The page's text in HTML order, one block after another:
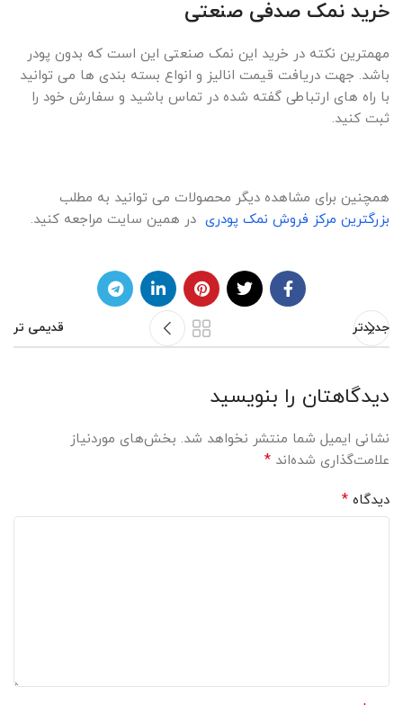
خرید نمک صدفی صنعتی
مهمترین نکته در خرید این نمک صنعتی این است که بدون پودر
باشد. جهت دریافت قیمت انالیز و انواع بسته بندی ها می توانید
با راه های ارتباطی گفته شده در تماس باشید و سفارش خود را
ثبت کنید.
همچنین برای مشاهده دیگر محصولات می توانید به مطلب
بزرگترین مرکز فروش نمک پودری در همین سایت مراجعه کنید.
جدیدتر قدیمی تر
دیدگاهتان را بنویسید
نشانی ایمیل شما منتشر نخواهد شد. بخش‌های موردنیاز
علامت‌گذاری شده‌اند *
دیدگاه *